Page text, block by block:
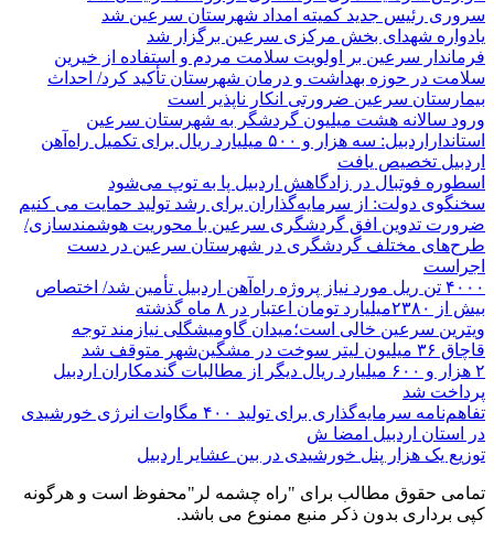
سروری رئیس جدید کمیته امداد شهرستان سرعین شد
یادواره شهدای بخش مرکزی سرعین برگزار شد
فرماندار سرعین بر اولویت سلامت مردم و استفاده از خیرین
سلامت در حوزه بهداشت و درمان شهرستان تأکید کرد/ احداث
بیمارستان سرعین ضرورتی انکار ناپذیر است
ورود سالانه هشت میلیون گردشگر به شهرستان سرعین
استانداراردبیل: سه هزار و ۵۰۰ میلیارد ریال برای تکمیل راه‌آهن
اردبیل تخصیص یافت
اسطوره فوتبال در زادگاهش اردبیل پا به توپ می‌شود
سخنگوی دولت: از سرمایه‌گذاران برای رشد تولید حمایت می کنیم
ضرورت تدوین افق گردشگری سرعین با محوریت هوشمندسازی/
طرح‌های مختلف گردشگری در شهرستان سرعین در دست
اجراست
۴۰۰۰ تن ریل مورد نیاز پروژه راه‌آهن اردبیل تأمین شد/ اختصاص
بیش از ۲۳۸۰میلیارد تومان اعتبار در ۸ ماه گذشته
ویترین سرعین خالی است؛میدان گاومیشگلی نیازمند توجه
قاچاق ۳۶ میلیون لیتر سوخت در مشگین‌شهر متوقف شد
۲ هزار و ۶۰۰‌ میلیارد ریال دیگر از مطالبات گندمکاران اردبیل
پرداخت شد
تفاهم‌نامه سرمایه‌گذاری برای تولید ۴۰۰ مگاوات انرژی خورشیدی
در استان اردبیل امضا ش
توزیع یک هزار پنل خورشیدی در بین عشایر اردبیل
تمامی حقوق مطالب برای "راه چشمه لر"محفوظ است و هرگونه
کپی برداری بدون ذکر منبع ممنوع می باشد.